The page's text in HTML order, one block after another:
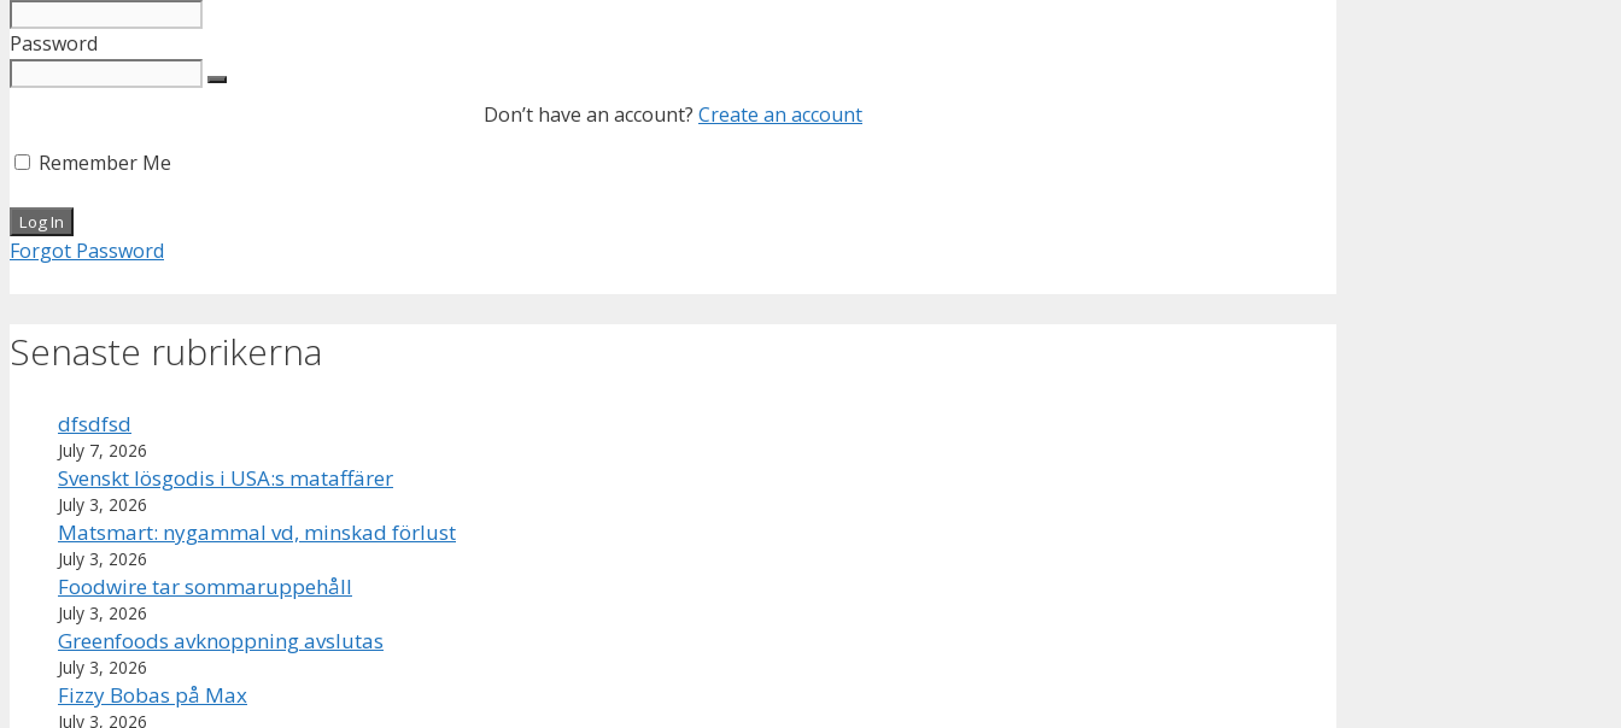
Password
Don’t have an account? Create an account
Remember Me
Forgot Password
Senaste rubrikerna
dfsdfsd
July 7, 2026
Svenskt lösgodis i USA:s mataffärer
July 3, 2026
Matsmart: nygammal vd, minskad förlust
July 3, 2026
Foodwire tar sommaruppehåll
July 3, 2026
Greenfoods avknoppning avslutas
July 3, 2026
Fizzy Bobas på Max
July 3, 2026